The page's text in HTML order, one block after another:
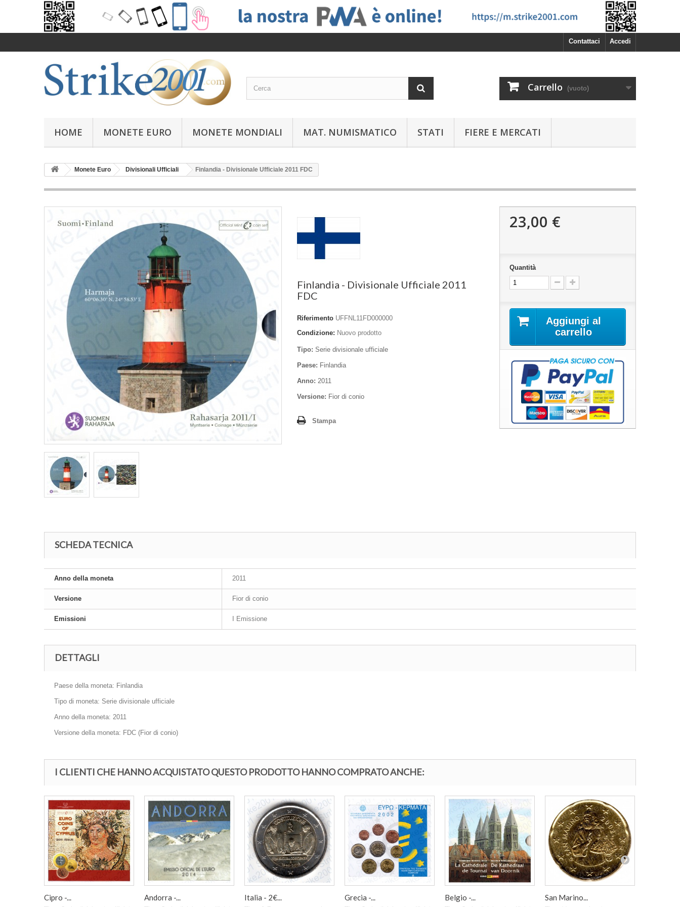
Accedi
Contattaci
Carrello (vuoto)
HOME MONETE EURO MONETE MONDIALI MAT. NUMISMATICO STATI FIERE E MERCATI
Monete Euro Divisionali Ufficiali Finlandia - Divisionale Ufficiale 2011 FDC
Finlandia - Divisionale Ufficiale 2011
FDC
Riferimento UFFNL11FD000000
Condizione: Nuovo prodotto
Tipo: Serie divisionale ufficiale
Paese: Finlandia
Anno: 2011
Versione: Fior di conio
Stampa
23,00 €
Quantità
Aggiungi al
carrello
SCHEDA TECNICA
Anno della moneta 2011
Versione Fior di conio
Emissioni I Emissione
DETTAGLI
Paese della moneta: Finlandia
Tipo di moneta: Serie divisionale ufficiale
Anno della moneta: 2011
Versione della moneta: FDC (Fior di conio)
I CLIENTI CHE HANNO ACQUISTATO QUESTO PRODOTTO HANNO COMPRATO ANCHE:
Cipro -... Andorra -... Italia - 2€... Grecia -... Belgio -... San Marino...